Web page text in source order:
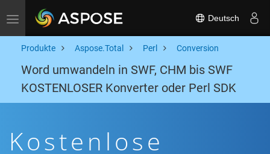
Toggle navigation Deutsch
Produkte Aspose.Total Perl Conversion
Word umwandeln in SWF, CHM bis SWF
KOSTENLOSER Konverter oder Perl SDK
Kostenlose